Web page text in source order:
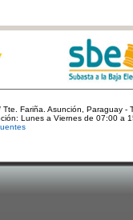
Tte. Fariña. Asunción, Paraguay -
Lunes a Viernes de 07:00 a